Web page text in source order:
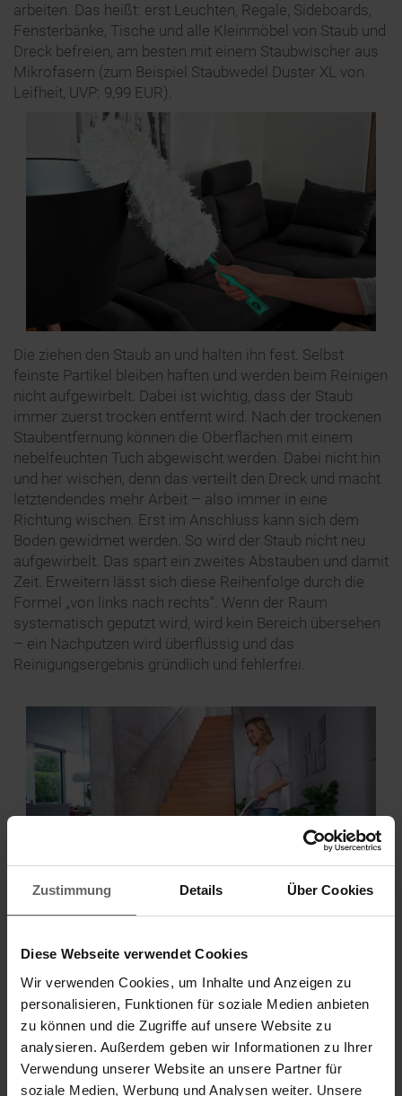
Zustimmung Details Über Cookies
Diese Webseite verwendet Cookies
Wir verwenden Cookies, um Inhalte und Anzeigen zu
personalisieren, Funktionen für soziale Medien anbieten
zu können und die Zugriffe auf unsere Website zu
analysieren. Außerdem geben wir Informationen zu Ihrer
Verwendung unserer Website an unsere Partner für
soziale Medien, Werbung und Analysen weiter. Unsere
arbeiten. Das heißt: erst Leuchten, Regale, Sideboards,
Fensterbänke, Tische und alle Kleinmöbel von Staub und
Dreck befreien, am besten mit einem Staubwischer aus
Mikrofasern (zum Beispiel Staubwedel Duster XL von
Leifheit, UVP: 9,99 EUR).
Die ziehen den Staub an und halten ihn fest. Selbst
feinste Partikel bleiben haften und werden beim Reinigen
nicht aufgewirbelt. Dabei ist wichtig, dass der Staub
immer zuerst trocken entfernt wird. Nach der trockenen
Staubentfernung können die Oberflächen mit einem
nebelfeuchten Tuch abgewischt werden. Dabei nicht hin
und her wischen, denn das verteilt den Dreck und macht
letztendendes mehr Arbeit – also immer in eine
Richtung wischen. Erst im Anschluss kann sich dem
Boden gewidmet werden. So wird der Staub nicht neu
aufgewirbelt. Das spart ein zweites Abstauben und damit
Zeit. Erweitern lässt sich diese Reihenfolge durch die
Formel „von links nach rechts“. Wenn der Raum
systematisch geputzt wird, wird kein Bereich übersehen
– ein Nachputzen wird überflüssig und das
Reinigungsergebnis gründlich und fehlerfrei.
Sind alle Oberflächen von Staub und Schmutz befreit, ist
der Boden an der Reihe. Ein gründlicher Hausputz
erfordert hier zwei Maßnahmen: Zuerst muss der Boden
mit dem Staubsauger von grobem Schmutz befreit
werden, um danach feucht durchwischen zu können.